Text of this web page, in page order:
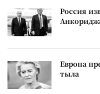
Россия
Европа
тыла